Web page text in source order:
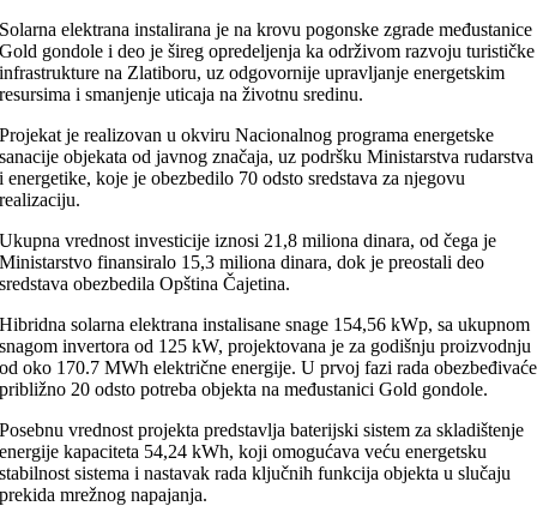
Solarna elektrana instalirana je na krovu pogonske zgrade međustanice
Gold gondole i deo je šireg opredeljenja ka održivom razvoju turističke
infrastrukture na Zlatiboru, uz odgovornije upravljanje energetskim
resursima i smanjenje uticaja na životnu sredinu.
Projekat je realizovan u okviru Nacionalnog programa energetske
sanacije objekata od javnog značaja, uz podršku Ministarstva rudarstva
i energetike, koje je obezbedilo 70 odsto sredstava za njegovu
realizaciju.
Ukupna vrednost investicije iznosi 21,8 miliona dinara, od čega je
Ministarstvo finansiralo 15,3 miliona dinara, dok je preostali deo
sredstava obezbedila Opština Čajetina.
Hibridna solarna elektrana instalisane snage 154,56 kWp, sa ukupnom
snagom invertora od 125 kW, projektovana je za godišnju proizvodnju
od oko 170.7 MWh električne energije. U prvoj fazi rada obezbeđivaće
približno 20 odsto potreba objekta na međustanici Gold gondole.
Posebnu vrednost projekta predstavlja baterijski sistem za skladištenje
energije kapaciteta 54,24 kWh, koji omogućava veću energetsku
stabilnost sistema i nastavak rada ključnih funkcija objekta u slučaju
prekida mrežnog napajanja.